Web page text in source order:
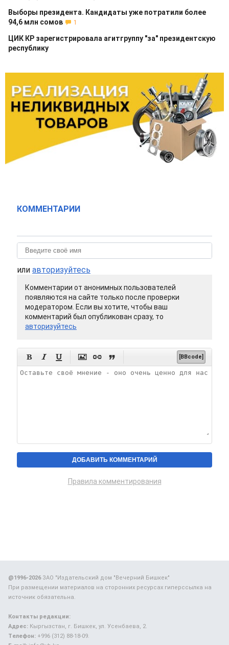
Выборы президента. Кандидаты уже потратили более
94,6 млн сомов
1
ЦИК КР зарегистрировала агитгруппу "за" президентскую
республику
КОММЕНТАРИИ
или авторизуйтесь
Комментарии от анонимных пользователей
появляются на сайте только после проверки
модератором. Если вы хотите, чтобы ваш
комментарий был опубликован сразу, то
авторизуйтесь
      [BBcode]
Правила комментирования
@1996-2026ЗАО "Издательский дом "Вечерний Бишкек"
При размещении материалов на сторонних ресурсах гиперссылка на
источник обязательна.
Контакты редакции:
Адрес: Кыргызстан, г. Бишкек, ул. Усенбаева, 2.
Телефон: +996 (312) 88-18-09.